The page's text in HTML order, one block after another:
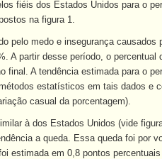
fiéis dos Estados Unidos para o
na figura 1.
pelo medo e insegurança causados
A partir desse período, o percentual
final. A tendência estimada para o
estatísticos em tais dados e
casual da porcentagem).
à dos Estados Unidos (vide
a queda. Essa queda foi por
estimada em 0,8 pontos